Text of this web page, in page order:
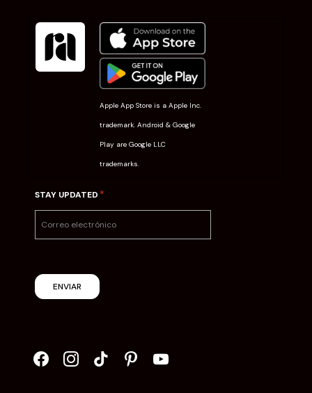
Apple App Store is a Apple Inc.
trademark. Android & Google
Play are Google LLC
trademarks.
STAY UPDATED *
ENVIAR